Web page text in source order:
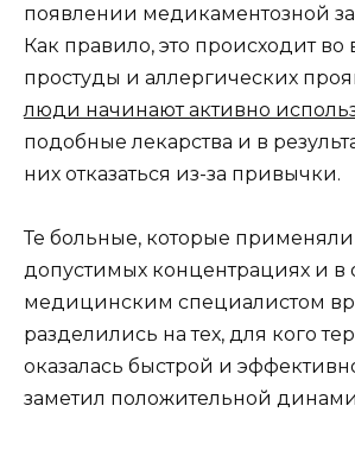
появлении медикаментозной
Как правило, это происходит во
простуды и аллергических
люди начинают активно
подобные лекарства и в
них отказаться из-за привычки.
Те больные, которые
допустимых концентрациях и в
медицинским специалистом
разделились на тех, для кого
оказалась быстрой и
заметил положительной